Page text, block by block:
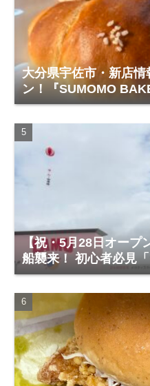
大分県宇佐市・新店
ン！『SUMOMO
ー）』レビュー
【祝・5月28日オー
船襲来！ 初心者必見
に買うべき神商品